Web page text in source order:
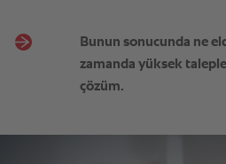
Bunun sonucunda ne
zamanda yüksek
çözüm.